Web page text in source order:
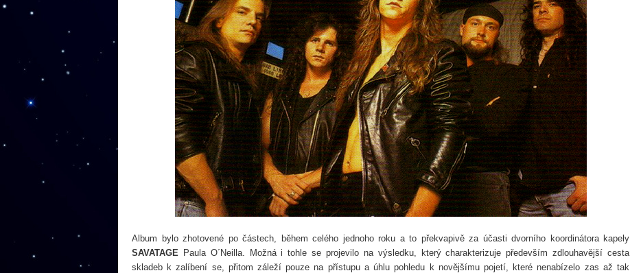
Album bylo zhotovené po částech, během celého jednoho roku a to překvapivě za účasti dvorního koordinátora kapely
SAVATAGE Paula O´Neilla. Možná i tohle se projevilo na výsledku, který charakterizuje především zdlouhavější cesta
skladeb k zalíbení se, přitom záleží pouze na přístupu a úhlu pohledu k novějšímu pojetí, které nenabízelo zas až tak